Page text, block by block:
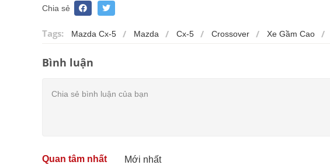
Chia sẻ
Tags: Mazda Cx-5 Mazda Cx-5 Crossover Xe Gầm Cao
Bình luận
Quan tâm nhất Mới nhất